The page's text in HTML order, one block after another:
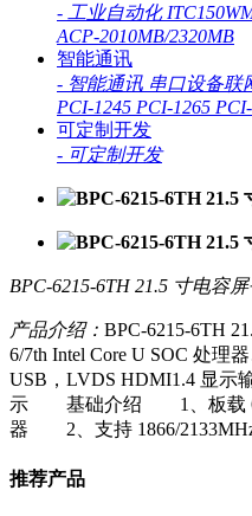
- 工业自动化
ACP-2010MB/2320MB
智能通讯
- 智能通讯 串口设备联
PCI-1245 PCI-1265
可定制开发
- 可定制开发
BPC-6215-6TH 21.5 寸电容
产品介绍： BPC-6215-6TH
6/7th Intel Core U SOC 处理
USB，LVDS HDMI1.4 显示
示 基础介绍 1、板载 6/7
器 2、支持 1866/
推荐产品